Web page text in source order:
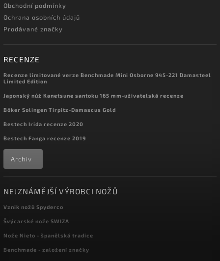
Obchodní podmínky
Ochrana osobních údajů
Prodávané značky
RECENZE
Recenze limitované verze Benchmade Mini Osborne 945-221 Damasteel
Limited Edition
Japonský nůž Kanetsune santoku 165 mm-uživatelská recenze
Böker Solingen Tirpitz-Damascus Gold
Bestech Irida recenze 2020
Bestech Fanga recenze 2019
Archiv
NEJZNÁMĚJŠÍ VÝROBCI NOŽŮ
Vznik nožů Spyderco
Švýcarské nože SWIZA
Nože Nieto - španělská tradice
Benchmade - založení značky